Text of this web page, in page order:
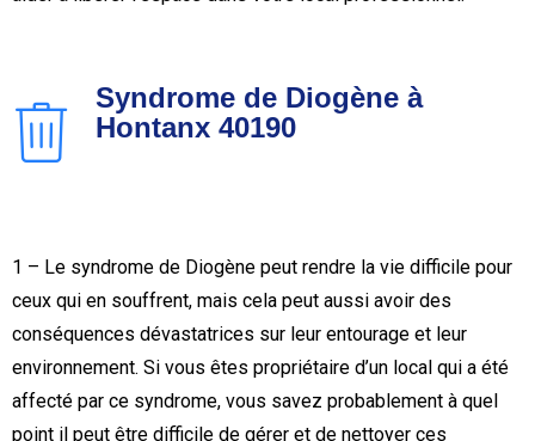
Syndrome de Diogène à
Hontanx 40190
1 – Le syndrome de Diogène peut rendre la vie difficile pour
ceux qui en souffrent, mais cela peut aussi avoir des
conséquences dévastatrices sur leur entourage et leur
environnement. Si vous êtes propriétaire d’un local qui a été
affecté par ce syndrome, vous savez probablement à quel
point il peut être difficile de gérer et de nettoyer ces